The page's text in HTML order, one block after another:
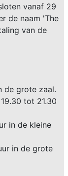
vanaf 29
de naam 'The
van de
de grote zaal.
tot 21.30
in de kleine
in de grote